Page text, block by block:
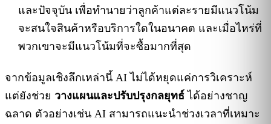
และปัจจุบัน เพื่อทำนายว่าลูกค้าแต่ละรายมีแนวโน้ม
จะสนใจสินค้าหรือบริการใดในอนาคต และเมื่อไหร่ที่
พวกเขาจะมีแนวโน้มที่จะซื้อมากที่สุด
จากข้อมูลเชิงลึกเหล่านี้ AI ไม่ได้หยุดแค่การวิเคราะห์
แต่ยังช่วย วางแผนและปรับปรุงกลยุทธ์ ได้อย่างชาญ
ฉลาด ตัวอย่างเช่น AI สามารถแนะนำช่วงเวลาที่เหมาะ